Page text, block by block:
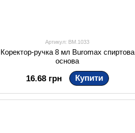
Артикул: BM.1033
Коректор-ручка 8 мл Buromax спиртова
основа
16.68 грн Купити